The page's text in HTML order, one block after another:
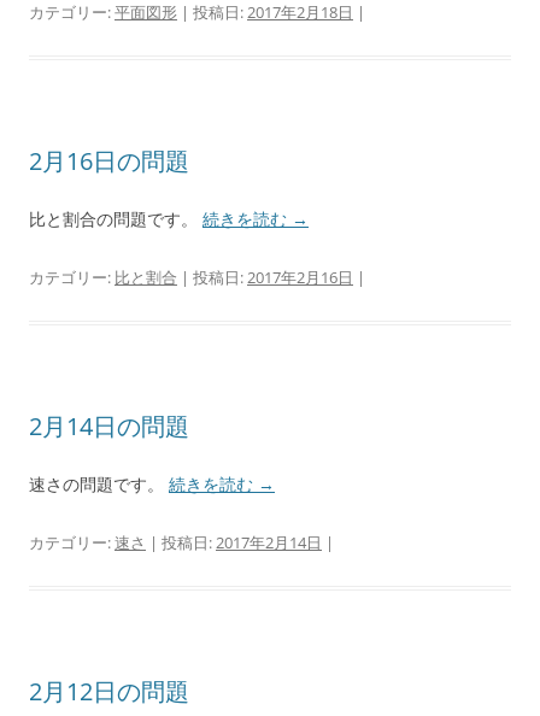
カテゴリー:平面図形 | 投稿日:2017年2月18日 |
2月16日の問題
比と割合の問題です。 続きを読む →
カテゴリー: 比と割合 | 投稿日:2017年2月16日 |
2月14日の問題
速さの問題です。 続きを読む →
カテゴリー:速さ | 投稿日:2017年2月14日 |
2月12日の問題